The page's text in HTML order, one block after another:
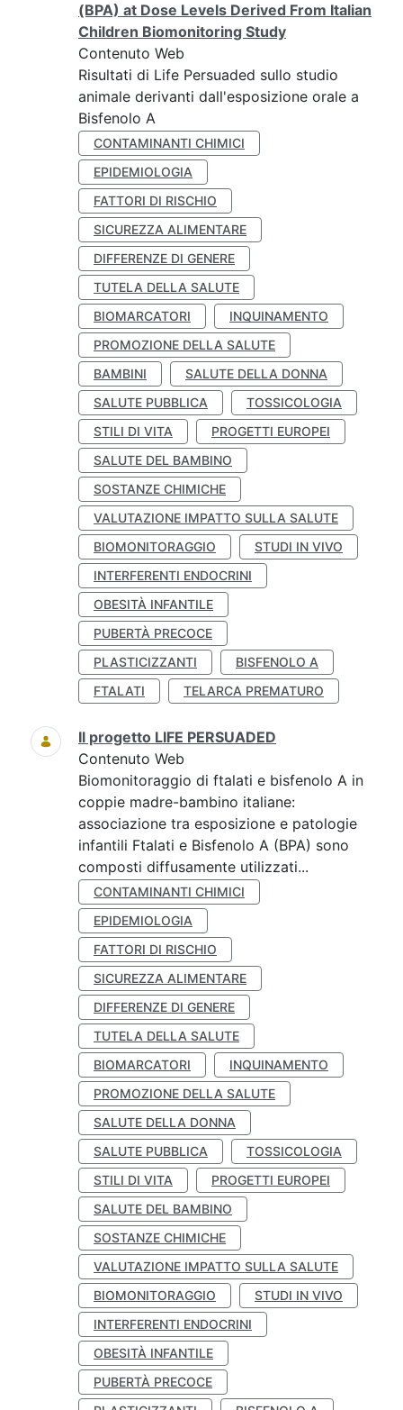
(BPA) at Dose Levels Derived From Italian
Children Biomonitoring Study
Contenuto Web
Risultati di Life Persuaded sullo studio
animale derivanti dall'esposizione orale a
Bisfenolo A
CONTAMINANTI CHIMICI
EPIDEMIOLOGIA
FATTORI DI RISCHIO
SICUREZZA ALIMENTARE
DIFFERENZE DI GENERE
TUTELA DELLA SALUTE
BIOMARCATORI
INQUINAMENTO
PROMOZIONE DELLA SALUTE
BAMBINI
SALUTE DELLA DONNA
SALUTE PUBBLICA
TOSSICOLOGIA
STILI DI VITA
PROGETTI EUROPEI
SALUTE DEL BAMBINO
SOSTANZE CHIMICHE
VALUTAZIONE IMPATTO SULLA SALUTE
BIOMONITORAGGIO
STUDI IN VIVO
INTERFERENTI ENDOCRINI
OBESITÀ INFANTILE
PUBERTÀ PRECOCE
PLASTICIZZANTI
BISFENOLO A
FTALATI
TELARCA PREMATURO
Il progetto LIFE PERSUADED
Contenuto Web
Biomonitoraggio di ftalati e bisfenolo A in
coppie madre-bambino italiane:
associazione tra esposizione e patologie
infantili Ftalati e Bisfenolo A (BPA) sono
composti diffusamente utilizzati...
CONTAMINANTI CHIMICI
EPIDEMIOLOGIA
FATTORI DI RISCHIO
SICUREZZA ALIMENTARE
DIFFERENZE DI GENERE
TUTELA DELLA SALUTE
BIOMARCATORI
INQUINAMENTO
PROMOZIONE DELLA SALUTE
SALUTE DELLA DONNA
SALUTE PUBBLICA
TOSSICOLOGIA
STILI DI VITA
PROGETTI EUROPEI
SALUTE DEL BAMBINO
SOSTANZE CHIMICHE
VALUTAZIONE IMPATTO SULLA SALUTE
BIOMONITORAGGIO
STUDI IN VIVO
INTERFERENTI ENDOCRINI
OBESITÀ INFANTILE
PUBERTÀ PRECOCE